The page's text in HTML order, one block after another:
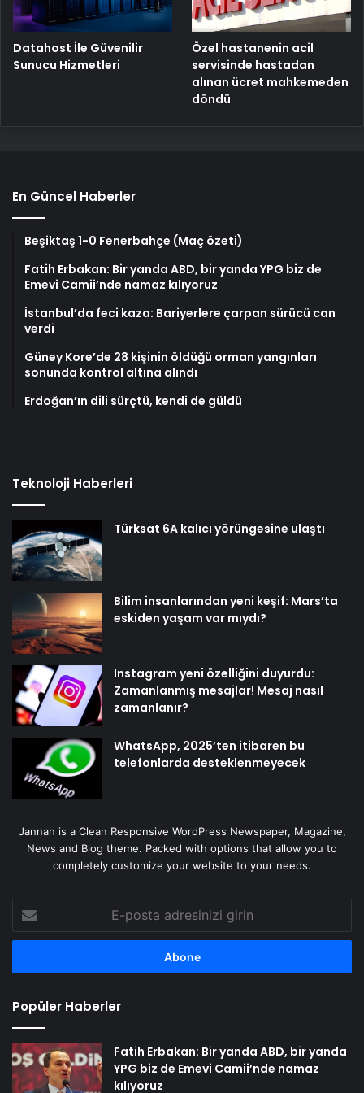
Datahost İle Güvenilir
Sunucu Hizmetleri
Özel hastanenin acil
servisinde hastadan
alınan ücret mahkemeden
döndü
En Güncel Haberler
Beşiktaş 1-0 Fenerbahçe (Maç özeti)
Fatih Erbakan: Bir yanda ABD, bir yanda YPG biz de
Emevi Camii’nde namaz kılıyoruz
İstanbul’da feci kaza: Bariyerlere çarpan sürücü can
verdi
Güney Kore’de 28 kişinin öldüğü orman yangınları
sonunda kontrol altına alındı
Erdoğan’ın dili sürçtü, kendi de güldü
Teknoloji Haberleri
Türksat 6A kalıcı yörüngesine ulaştı
Bilim insanlarından yeni keşif: Mars’ta
eskiden yaşam var mıydı?
Instagram yeni özelliğini duyurdu:
Zamanlanmış mesajlar! Mesaj nasıl
zamanlanır?
WhatsApp, 2025’ten itibaren bu
telefonlarda desteklenmeyecek
Jannah is a Clean Responsive WordPress Newspaper, Magazine,
News and Blog theme. Packed with options that allow you to
completely customize your website to your needs.
posta
adresinizi
Popüler Haberler
Fatih Erbakan: Bir yanda ABD, bir yanda
YPG biz de Emevi Camii’nde namaz
kılıyoruz